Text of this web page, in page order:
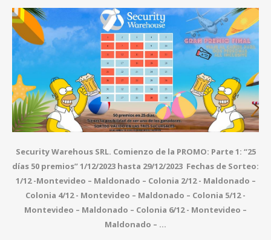
Security Warehous SRL. Comienzo de la PROMO: Parte 1: “25
días 50 premios” 1/12/2023 hasta 29/12/2023 Fechas de Sorteo:
1/12 -Montevideo – Maldonado – Colonia 2/12 - Maldonado –
Colonia 4/12 - Montevideo – Maldonado – Colonia 5/12 -
Montevideo – Maldonado – Colonia 6/12 - Montevideo –
Maldonado – ...